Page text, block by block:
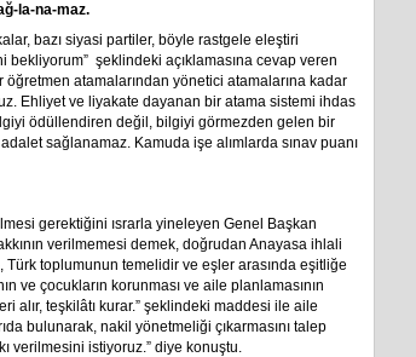
la-na-maz.
bazı siyasi partiler, böyle rastgele eleştiri
bekliyorum” şeklindeki açıklamasına cevap veren
öğretmen atamalarından yönetici atamalarına kadar
Ehliyet ve liyakate dayanan bir atama sistemi ihdas
ödüllendiren değil, bilgiyi görmezden gelen bir
sağlanamaz. Kamuda işe alımlarda sınav puanı
gerektiğini ısrarla yineleyen Genel Başkan
verilmemesi demek, doğrudan Anayasa ihlali
Türk toplumunun temelidir ve eşler arasında eşitliğe
ve çocukların korunması ve aile planlamasının
alır, teşkilâtı kurar.” şeklindeki maddesi ile aile
bulunarak, nakil yönetmeliği çıkarmasını talep
verilmesini istiyoruz.” diye konuştu.